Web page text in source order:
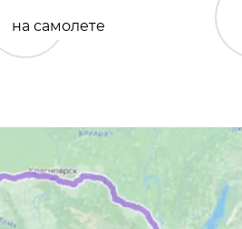
на самолете